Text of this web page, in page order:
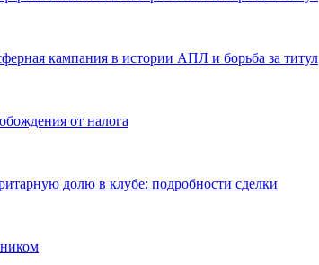
кампания в истории АПЛ и борьба за титул
от налога
долю в клубе: подробности сделки